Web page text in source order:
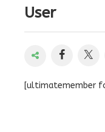
User
[ultimatemember